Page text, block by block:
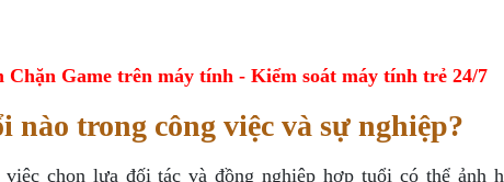
Chặn Game trên máy tính - Kiểm soát máy tính trẻ 24/7
nào trong công việc và sự nghiệp?
chọn lựa đối tác và đồng nghiệp hợp tuổi có thể ảnh